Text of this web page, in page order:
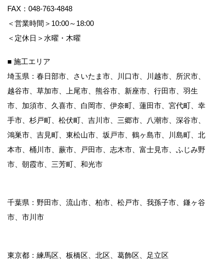
FAX：048-763-4848
＜営業時間＞10:00～18:00
＜定休日＞水曜・木曜
■ 施工エリア
埼玉県：春日部市、さいたま市、川口市、川越市、所沢市、
越谷市、草加市、上尾市、熊谷市、新座市、行田市、羽生
市、加須市、久喜市、白岡市、伊奈町、蓮田市、宮代町、幸
手市、杉戸町、松伏町、吉川市、三郷市、八潮市、深谷市、
鴻巣市、吉見町、東松山市、坂戸市、鶴ヶ島市、川島町、北
本市、桶川市、蕨市、戸田市、志木市、富士見市、ふじみ野
市、朝霞市、三芳町、和光市
千葉県：野田市、流山市、柏市、松戸市、我孫子市、鎌ヶ谷
市、市川市
東京都：練馬区、板橋区、北区、葛飾区、足立区